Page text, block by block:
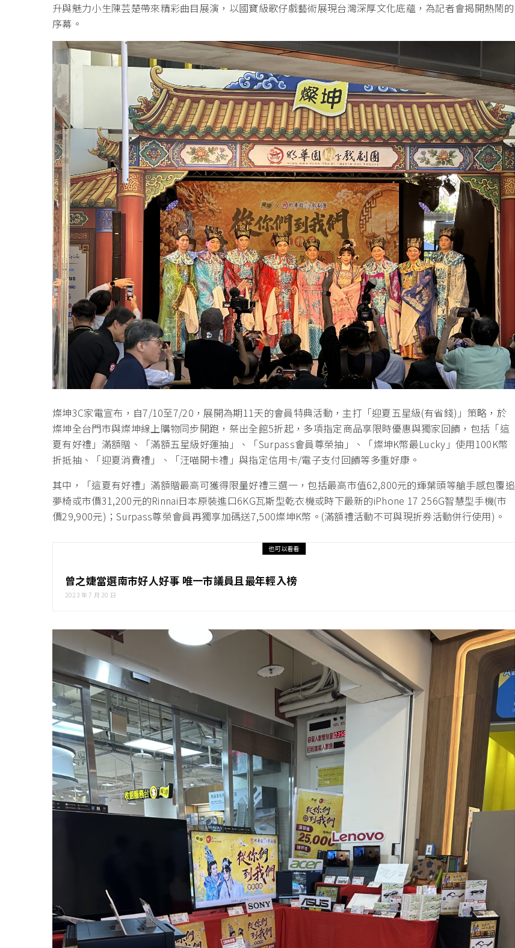
升與魅力小生陳芸楚帶來精彩曲目展演，以國寶級歌仔戲藝術展現台灣深厚文化底蘊，為記者會揭開熱鬧的
序幕。
燦坤3C家電宣布，自7/10至7/20，展開為期11天的會員特典活動，主打「迎夏五星級(有省錢)」策略，於
燦坤全台門市與燦坤線上購物同步開跑，祭出全館5折起，多項指定商品享限時優惠與獨家回饋，包括「這
夏有好禮」滿額贈、「滿額五星級好運抽」、「Surpass會員尊榮抽」、「燦坤K幣最Lucky」使用100K幣
折抵抽、「迎夏消費禮」、「汪喵開卡禮」與指定信用卡/電子支付回饋等多重好康。
其中，「這夏有好禮」滿額贈最高可獲得限量好禮三選一，包括最高市值62,800元的輝葉頭等艙手感包覆追
夢椅或市價31,200元的Rinnai日本原裝進口6KG瓦斯型乾衣機或時下最新的iPhone 17 256G智慧型手機(市
價29,900元)；Surpass尊榮會員再獨享加碼送7,500燦坤K幣。(滿額禮活動不可與現折券活動併行使用)。
也可以看看
曾之婕當選南市好人好事 唯一市議員且最年輕入榜
2023 年 7 月 20 日